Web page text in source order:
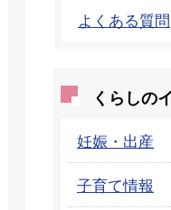
よくある質問
くらしの
妊娠・出産
子育て情報